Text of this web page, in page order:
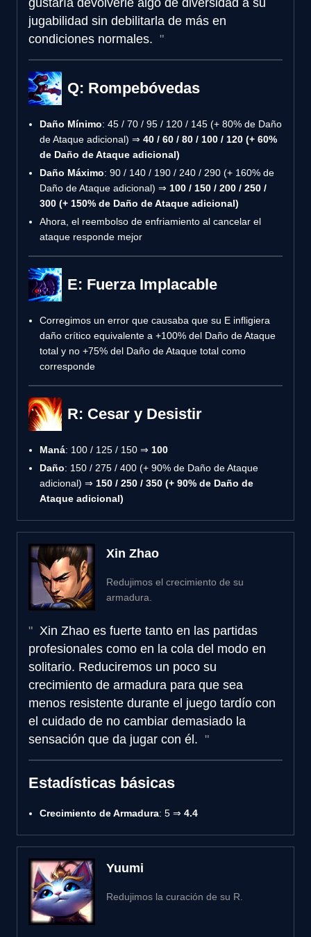
jugabilidad sin debilitarla de más en
condiciones normales.
Q: Rompebóvedas
Daño Mínimo: 45 / 70 / 95 / 120 / 145 (+ 80% de Daño
de Ataque adicional) ⇒ 40 / 60 / 80 / 100 / 120 (+ 60%
de Daño de Ataque adicional)
Daño Máximo: 90 / 140 / 190 / 240 / 290 (+ 160% de
Daño de Ataque adicional) ⇒ 100 / 150 / 200 / 250 /
300 (+ 150% de Daño de Ataque adicional)
Ahora, el reembolso de enfriamiento al cancelar el
ataque responde mejor
E: Fuerza Implacable
Corregimos un error que causaba que su E infligiera
daño crítico equivalente a +100% del Daño de Ataque
total y no +75% del Daño de Ataque total como
corresponde
R: Cesar y Desistir
Maná: 100 / 125 / 150 ⇒ 100
Daño: 150 / 275 / 400 (+ 90% de Daño de Ataque
adicional) ⇒ 150 / 250 / 350 (+ 90% de Daño de
Ataque adicional)
Xin Zhao
Redujimos el crecimiento de su
armadura.
Xin Zhao es fuerte tanto en las partidas
profesionales como en la cola del modo en
solitario. Reduciremos un poco su
crecimiento de armadura para que sea
menos resistente durante el juego tardío con
el cuidado de no cambiar demasiado la
sensación que da jugar con él.
Estadísticas básicas
Crecimiento de Armadura: 5 ⇒ 4.4
Yuumi
Redujimos la curación de su R.